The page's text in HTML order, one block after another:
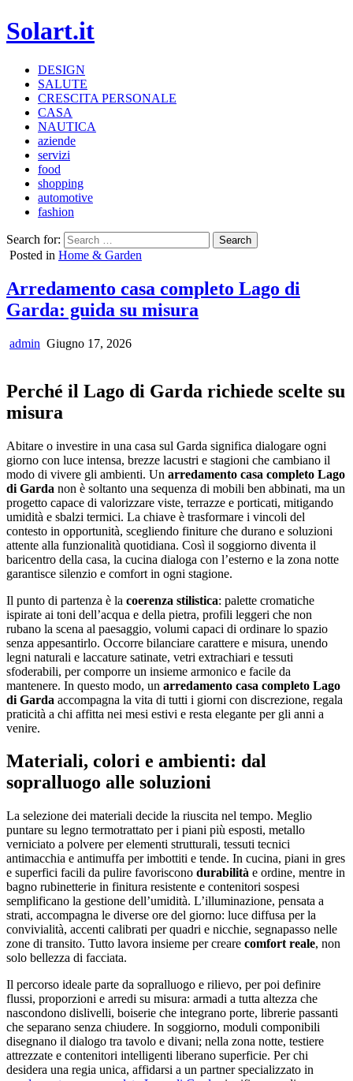
Solart.it
DESIGN
SALUTE
CRESCITA PERSONALE
CASA
NAUTICA
aziende
servizi
food
shopping
automotive
fashion
Search for:
Posted in Home & Garden
Arredamento casa completo Lago di
Garda: guida su misura
admin Giugno 17, 2026
Perché il Lago di Garda richiede scelte su
misura
Abitare o investire in una casa sul Garda significa dialogare ogni
giorno con luce intensa, brezze lacustri e stagioni che cambiano il
modo di vivere gli ambienti. Un arredamento casa completo Lago
di Garda non è soltanto una sequenza di mobili ben abbinati, ma un
progetto capace di valorizzare viste, terrazze e porticati, mitigando
umidità e sbalzi termici. La chiave è trasformare i vincoli del
contesto in opportunità, scegliendo finiture che durano e soluzioni
attente alla funzionalità quotidiana. Così il soggiorno diventa il
baricentro della casa, la cucina dialoga con l’esterno e la zona notte
garantisce silenzio e comfort in ogni stagione.
Il punto di partenza è la coerenza stilistica: palette cromatiche
ispirate ai toni dell’acqua e della pietra, profili leggeri che non
rubano la scena al paesaggio, volumi capaci di ordinare lo spazio
senza appesantirlo. Occorre bilanciare carattere e misura, unendo
legni naturali e laccature satinate, vetri extrachiari e tessuti
sfoderabili, per comporre un insieme armonico e facile da
mantenere. In questo modo, un arredamento casa completo Lago
di Garda accompagna la vita di tutti i giorni con discrezione, regala
praticità a chi affitta nei mesi estivi e resta elegante per gli anni a
venire.
Materiali, colori e ambienti: dal
sopralluogo alle soluzioni
La selezione dei materiali decide la riuscita nel tempo. Meglio
puntare su legno termotrattato per i piani più esposti, metallo
verniciato a polvere per elementi strutturali, tessuti tecnici
antimacchia e antimuffa per imbottiti e tende. In cucina, piani in gres
e superfici facili da pulire favoriscono durabilità e ordine, mentre in
bagno rubinetterie in finitura resistente e contenitori sospesi
semplificano la gestione dell’umidità. L’illuminazione, pensata a
strati, accompagna le diverse ore del giorno: luce diffusa per la
convivialità, accenti calibrati per quadri e nicchie, segnapasso nelle
zone di transito. Tutto lavora insieme per creare comfort reale, non
solo bellezza di facciata.
Il percorso ideale parte da sopralluogo e rilievo, per poi definire
flussi, proporzioni e arredi su misura: armadi a tutta altezza che
nascondono dislivelli, boiserie che integrano porte, librerie passanti
che separano senza chiudere. In soggiorno, moduli componibili
disegnano il dialogo tra tavolo e divani; nella zona notte, testiere
attrezzate e contenitori intelligenti liberano superficie. Per chi
desidera una regia unica, affidarsi a un partner specializzato in